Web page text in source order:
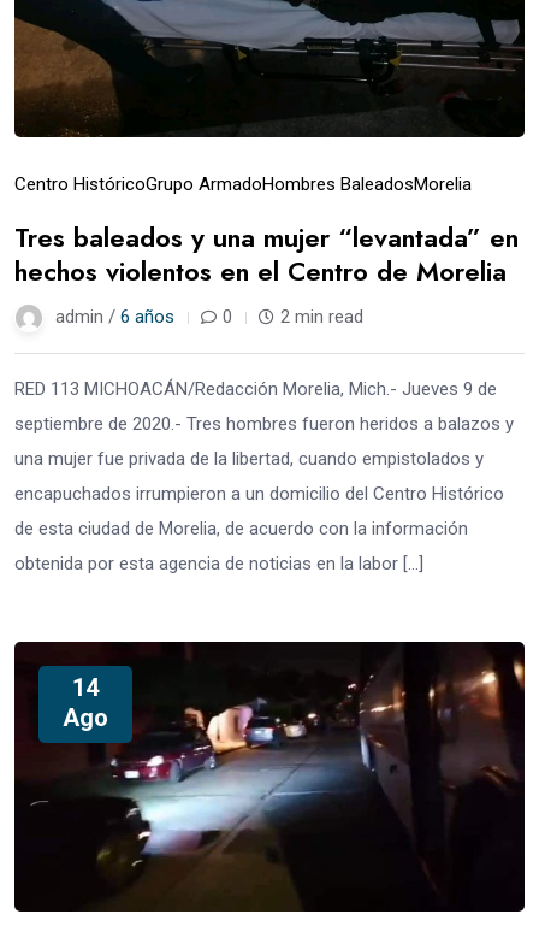
Centro HistóricoGrupo ArmadoHombres BaleadosMorelia
Tres baleados y una mujer “levantada” en
hechos violentos en el Centro de Morelia
admin / 6 años 0 2 min read
RED 113 MICHOACÁN/Redacción Morelia, Mich.- Jueves 9 de
septiembre de 2020.- Tres hombres fueron heridos a balazos y
una mujer fue privada de la libertad, cuando empistolados y
encapuchados irrumpieron a un domicilio del Centro Histórico
de esta ciudad de Morelia, de acuerdo con la información
obtenida por esta agencia de noticias en la labor […]
14
Ago